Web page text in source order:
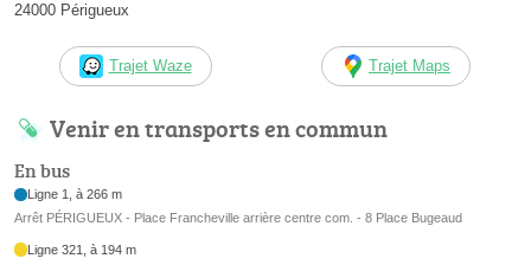
24000 Périgueux
Trajet Waze Trajet Maps
Venir en transports en commun
En bus
Ligne 1, à 266 m
Arrêt PÉRIGUEUX - Place Francheville arrière centre com. - 8 Place Bugeaud
Ligne 321, à 194 m